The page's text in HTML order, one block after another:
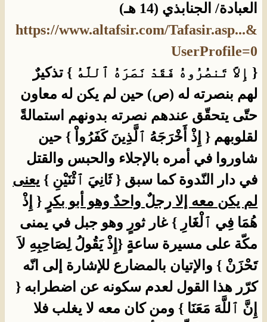
العبادة/ الجنابذي (14 هـ)
https://www.altafsir.com/Tafasir.asp...&
UserProfile=0
{ إِلاَّ تَنصُرُوهُ فَقَدْ نَصَرَهُ ٱللَّهُ } تذكيرٌ
لهم بنصرته له (ص) حين لم يكن له معاون
حتّى يتحقّق عندهم نصرته بدونهم استمالةً
لقلوبهم { إِذْ أَخْرَجَهُ ٱلَّذِينَ كَفَرُواْ } حين
شاوروا في أمره بالإجلاء والحبس والقتل
في دار النّدوة كما سبق { ثَانِيَ ٱثْنَيْنِ } يعنى
لم يكن معه إلا رجلٌ واحدٌ وهو أبو بكرٍ { إِذْ
هُمَا فِي ٱلْغَارِ } غار ثورٍ وهو جبل في يمنى
مكّة على مسيرة ساعةٍ {إِذْ يَقُولُ لِصَاحِبِهِ لاَ
تَحْزَنْ } والإتيان بالمضارع للإشارة إلى انّه
كرّر هذا القول لعدم سكونه عن اضطرابه {
إِنَّ ٱللَّهَ مَعَنَا } ومن كان معه لا يغلب فلا